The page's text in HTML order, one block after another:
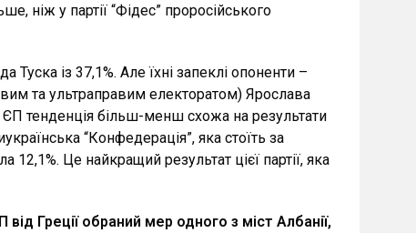
ніж у партії “Фідес” проросійського
Туска із 37,1%. Але їхні запеклі опоненти –
та ультраправим електоратом) Ярослава
тенденція більш-менш схожа на результати
“Конфедерація”, яка стоїть за
12,1%. Це найкращий результат цієї партії, яка
Греції обраний мер одного з міст Албанії,